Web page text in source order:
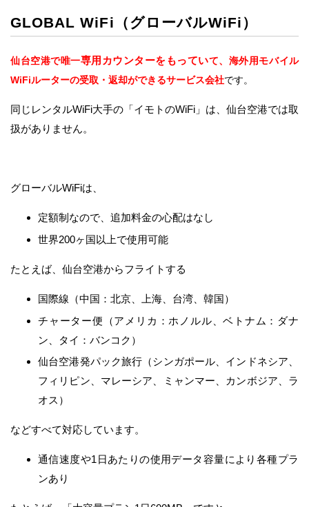
GLOBAL WiFi（グローバルWiFi）
仙台空港で唯一専用カウンターをもっていて、海外用モバイル
WiFiルーターの受取・返却ができるサービス会社です。
同じレンタルWiFi大手の「イモトのWiFi」は、仙台空港では取
扱がありません。
グローバルWiFiは、
定額制なので、追加料金の心配はなし
世界200ヶ国以上で使用可能
たとえば、仙台空港からフライトする
国際線（中国：北京、上海、台湾、韓国）
チャーター便（アメリカ：ホノルル、ベトナム：ダナ
ン、タイ：バンコク）
仙台空港発パック旅行（シンガポール、インドネシア、
フィリピン、マレーシア、ミャンマー、カンボジア、ラ
オス）
などすべて対応しています。
通信速度や1日あたりの使用データ容量により各種プラ
ンあり